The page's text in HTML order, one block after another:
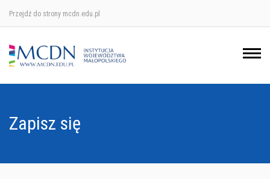
Przejdź do strony mcdn.edu.pl
Zapisz się
Ośrodek w Krakowie
Ośrodek w Nowym Sączu
Ośrodek w Tarnowie